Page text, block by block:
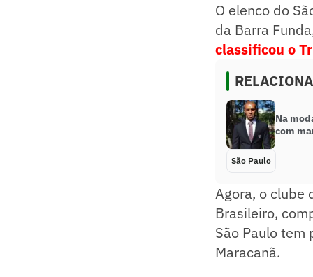
O elenco do
da Barra
classificou o
Na
com
São Paulo
Agora, o clube
Brasileiro,
São Paulo tem
Maracanã.